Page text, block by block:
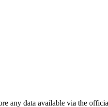
any data available via the